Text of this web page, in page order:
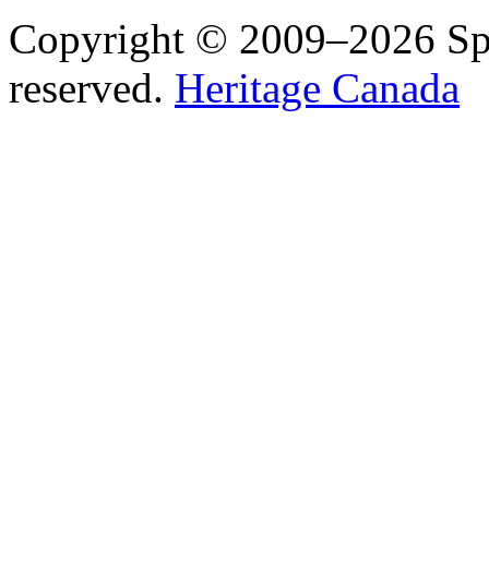
Copyright © 2009–2026
reserved. Heritage Canada